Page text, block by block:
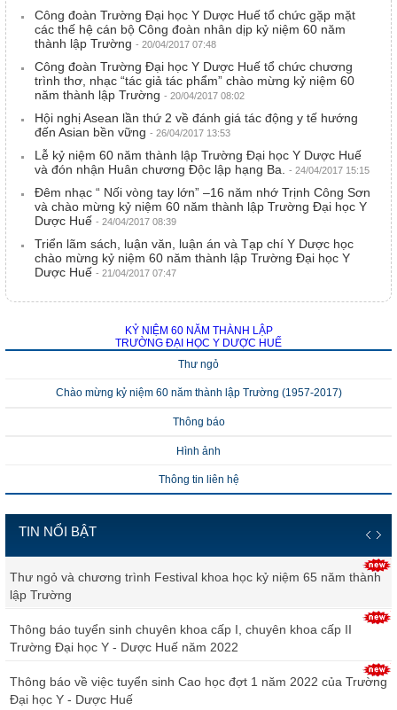
Công đoàn Trường Đại học Y Dược Huế tổ chức gặp mặt
các thế hệ cán bộ Công đoàn nhân dịp kỷ niệm 60 năm
thành lập Trường - 20/04/2017 07:48
Công đoàn Trường Đại học Y Dược Huế tổ chức chương
trình thơ, nhạc “tác giả tác phẩm” chào mừng kỷ niệm 60
năm thành lập Trường - 20/04/2017 08:02
Hội nghị Asean lần thứ 2 về đánh giá tác động y tế hướng
đến Asian bền vững - 26/04/2017 13:53
Lễ kỷ niệm 60 năm thành lập Trường Đại học Y Dược Huế
và đón nhận Huân chương Độc lập hạng Ba.
- 24/04/2017 15:15
Đêm nhạc “ Nối vòng tay lớn” –16 năm nhớ Trịnh Công Sơn
và chào mừng kỷ niệm 60 năm thành lập Trường Đại học Y
Dược Huế - 24/04/2017 08:39
Triển lãm sách, luận văn, luận án và Tạp chí Y Dược học
chào mừng kỷ niệm 60 năm thành lập Trường Đại học Y
Dược Huế - 21/04/2017 07:47
KỶ NIỆM 60 NĂM THÀNH LẬP
TRƯỜNG ĐẠI HỌC Y DƯỢC HUẾ
Thư ngỏ
Chào mừng kỷ niệm 60 năm thành lập Trường (1957-2017)
Thông báo
Hình ảnh
Thông tin liên hệ
TIN NỔI BẬT
Thư ngỏ và chương trình Festival khoa học kỷ niệm 65 năm thành
lập Trường
Thông báo tuyển sinh chuyên khoa cấp I, chuyên khoa cấp II
Trường Đại học Y - Dược Huế năm 2022
Thông báo về việc tuyển sinh Cao học đợt 1 năm 2022 của Trường
Đại học Y - Dược Huế